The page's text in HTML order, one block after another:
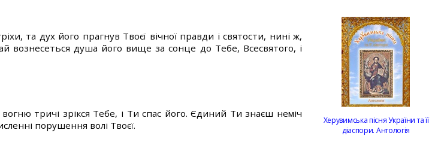
та дух його прагнув Твоєї вічної правди і святости, нині ж,
вознесеться душа його вище за сонце до Тебе, Всесвятого, і
тричі зрікся Тебе, і Ти спас його. Єдиний Ти знаєш неміч
порушення волі Твоєї.
Херувимська пісня України та її
діаспори. Антологія